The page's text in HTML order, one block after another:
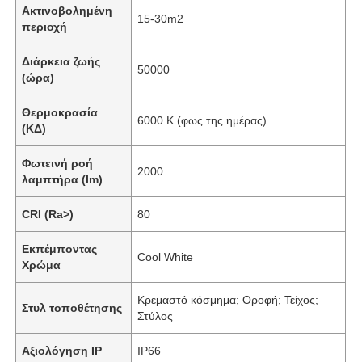
Ακτινοβολημένη
περιοχή
15-30m2
Διάρκεια ζωής
(ώρα)
50000
Θερμοκρασία
(ΚΔ)
6000 K (φως της ημέρας)
Φωτεινή ροή
λαμπτήρα (lm)
2000
CRI (Ra>) 80
Εκπέμποντας
Χρώμα
Cool White
Στυλ τοποθέτησης
Κρεμαστό κόσμημα; Οροφή; Τείχος;
Στύλος
Αξιολόγηση IP IP66